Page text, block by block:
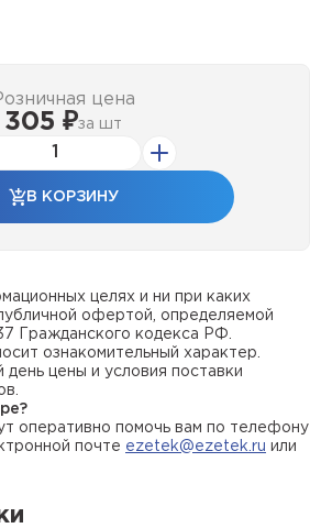
цена
305 ₽за шт
В КОРЗИНУ
целях и ни при каких
офертой, определяемой
Гражданского кодекса РФ.
ознакомительный характер.
цены и условия поставки
оперативно помочь вам по телефону
почте ezetek@ezetek.ru или